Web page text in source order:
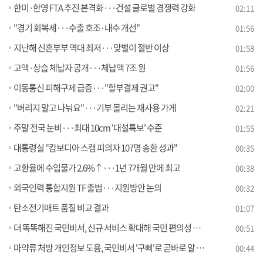
한미·한영 FTA 추진 본격화···건설 글로벌 경쟁력 강화 02:11
"경기 회복세···수출 호조·내수 개선" 01:56
지난해 신혼부부 역대 최저···맞벌이 절반 이상 01:58
고액·상습 체납자 공개···체납액 7조 원 01:56
이동통신 피해구제 급증···"할부결제 권고" 02:00
"버리지 말고 나눠요"···기부 몰리는 재사용 가게 02:21
주말 전국 눈비···최대 10cm '대설특보' 수준 01:55
대통령실 "캄보디아 스캠 피의자 107명 송환 성과" 00:35
고환율에 수입물가 2.6%↑···1년 7개월 만에 최고 00:38
외국인력 통합지원 TF 출범···지원방안 논의 00:32
탄소전기매트 품질 비교 결과 01:07
더 똑똑해진 국민비서, 신규 서비스 확대해 국민 편의성 높인다 00:51
마약류 처방 개인정보 도용, 국민비서 '구삐'로 곧바로 알 수 있어요 00:44